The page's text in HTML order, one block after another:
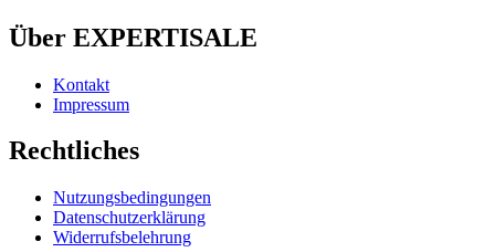
Über EXPERTISALE
Kontakt
Impressum
Rechtliches
Nutzungsbedingungen
Datenschutzerklärung
Widerrufsbelehrung